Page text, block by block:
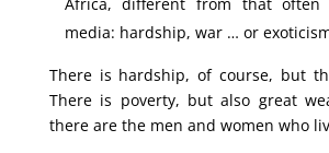
media: hardship, war … or
There is hardship, of course, but
There is poverty, but also great
there are the men and women who